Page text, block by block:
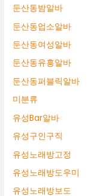
둔산동밤알바
둔산동업소알바
둔산동여성알바
둔산동유흥알바
둔산동퍼블릭알바
미분류
유성Bar알바
유성구인구직
유성노래방고정
유성노래방도우미
유성노래방보도